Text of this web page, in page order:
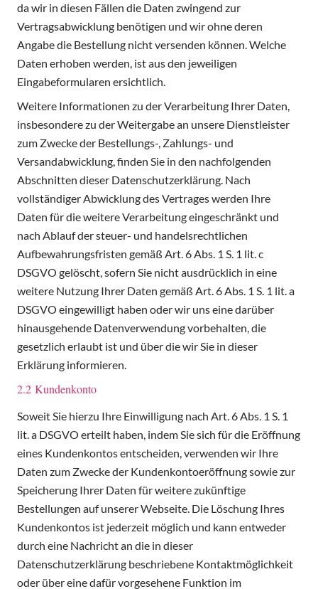
da wir in diesen Fällen die Daten zwingend zur
Vertragsabwicklung benötigen und wir ohne deren
Angabe die Bestellung nicht versenden können. Welche
Daten erhoben werden, ist aus den jeweiligen
Eingabeformularen ersichtlich.
Weitere Informationen zu der Verarbeitung Ihrer Daten,
insbesondere zu der Weitergabe an unsere Dienstleister
zum Zwecke der Bestellungs-, Zahlungs- und
Versandabwicklung, finden Sie in den nachfolgenden
Abschnitten dieser Datenschutzerklärung. Nach
vollständiger Abwicklung des Vertrages werden Ihre
Daten für die weitere Verarbeitung eingeschränkt und
nach Ablauf der steuer- und handelsrechtlichen
Aufbewahrungsfristen gemäß Art. 6 Abs. 1 S. 1 lit. c
DSGVO gelöscht, sofern Sie nicht ausdrücklich in eine
weitere Nutzung Ihrer Daten gemäß Art. 6 Abs. 1 S. 1 lit. a
DSGVO eingewilligt haben oder wir uns eine darüber
hinausgehende Datenverwendung vorbehalten, die
gesetzlich erlaubt ist und über die wir Sie in dieser
Erklärung informieren.
2.2 Kundenkonto
Soweit Sie hierzu Ihre Einwilligung nach Art. 6 Abs. 1 S. 1
lit. a DSGVO erteilt haben, indem Sie sich für die Eröffnung
eines Kundenkontos entscheiden, verwenden wir Ihre
Daten zum Zwecke der Kundenkontoeröffnung sowie zur
Speicherung Ihrer Daten für weitere zukünftige
Bestellungen auf unserer Webseite. Die Löschung Ihres
Kundenkontos ist jederzeit möglich und kann entweder
durch eine Nachricht an die in dieser
Datenschutzerklärung beschriebene Kontaktmöglichkeit
oder über eine dafür vorgesehene Funktion im